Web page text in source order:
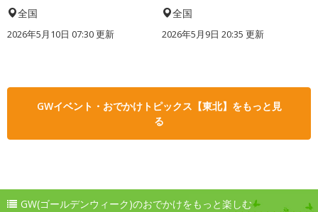
全国
2026年5月10日 07:30 更新
全国
2026年5月9日 20:35 更新
GWイベント・おでかけトピックス【東北】をもっと見
る
GW(ゴールデンウィーク)のおでかけをもっと楽しむ